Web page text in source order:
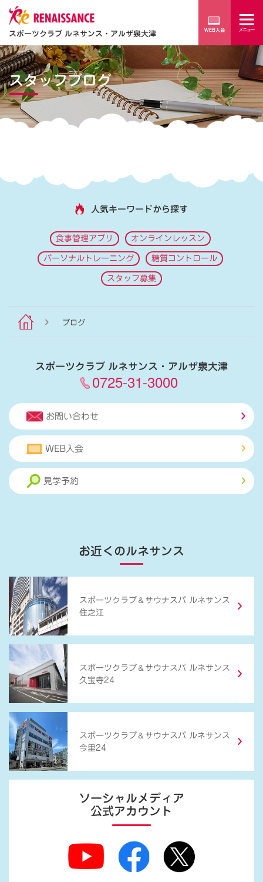
スポーツクラブ ルネサンス・アルザ泉大津
スタッフブログ
人気キーワードから探す
食事管理アプリ オンラインレッスン
パーソナルトレーニング 糖質コントロール
スタッフ募集
ブログ
スポーツクラブ ルネサンス・アルザ泉大津
0725-31-3000
お問い合わせ
WEB入会
見学予約
お近くのルネサンス
スポーツクラブ ＆ サウナスパ ルネサンス
住之江
スポーツクラブ ＆ サウナスパ ルネサンス
久宝寺24
スポーツクラブ ＆ サウナスパ ルネサンス
今里24
ソーシャルメディア
公式アカウント